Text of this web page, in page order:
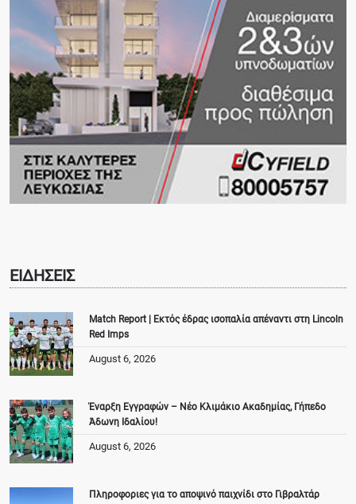
ΕΙΔΗΣΕΙΣ
Match Report | Εκτός έδρας ισοπαλία απέναντι στη Lincoln
Red Imps
August 6, 2026
Έναρξη Εγγραφών – Νέο Κλιμάκιο Ακαδημίας, Γήπεδο
Άδωνη Ιδαλίου!
August 6, 2026
Πληροφοριες για το αποψινό παιχνίδι στο Γιβραλτάρ